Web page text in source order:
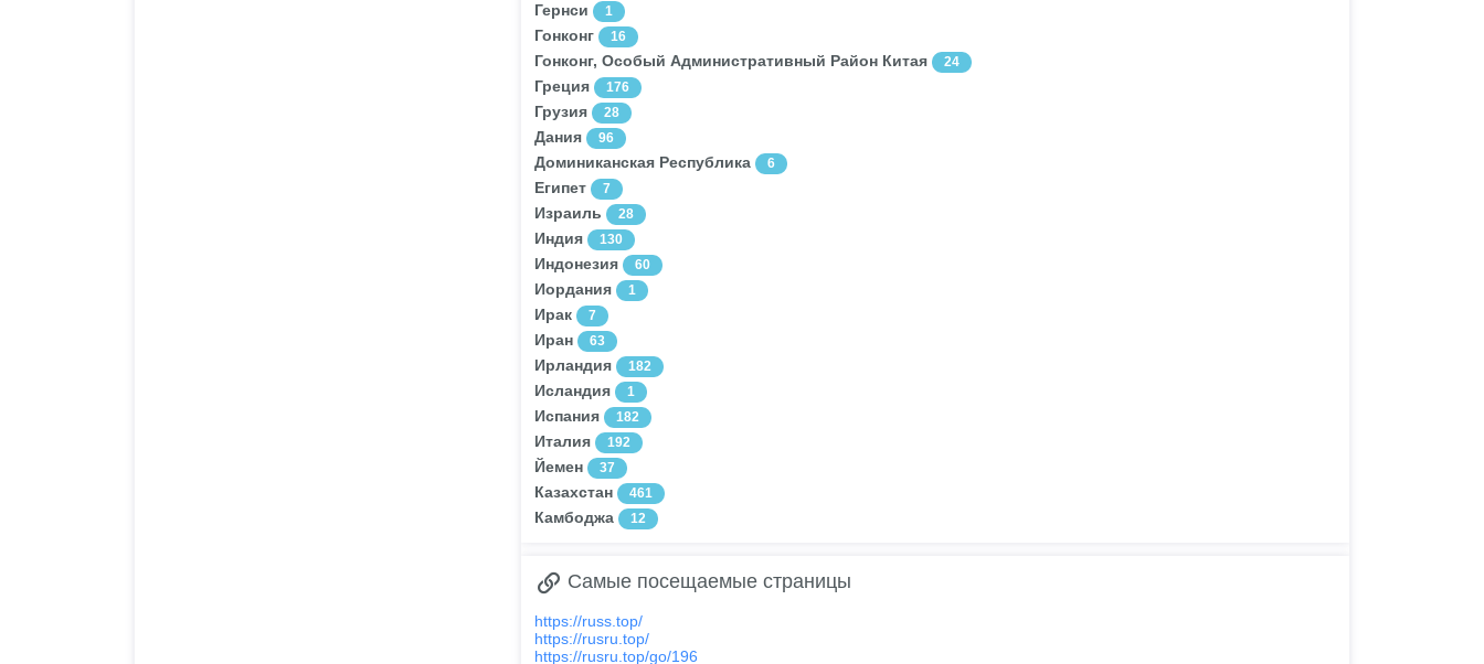
Гернси 1
Гонконг 16
Гонконг, Особый Административный Район Китая 24
Греция 176
Грузия 28
Дания 96
Доминиканская Республика 6
Египет 7
Израиль 28
Индия 130
Индонезия 60
Иордания 1
Ирак 7
Иран 63
Ирландия 182
Исландия 1
Испания 182
Италия 192
Йемен 37
Казахстан 461
Камбоджа 12
Самые посещаемые страницы
https://russ.top/
https://rusru.top/
https://rusru.top/go/196